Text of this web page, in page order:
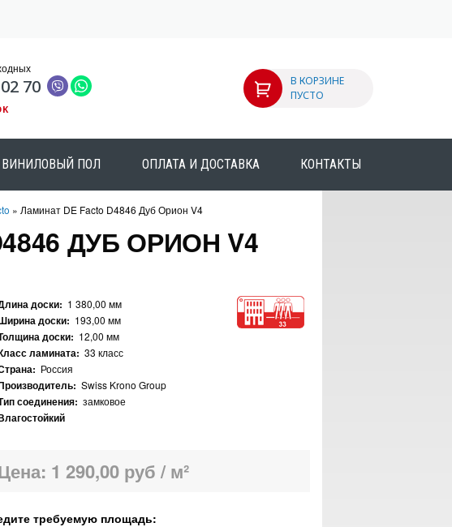
70
В КОРЗИНЕ
ПУСТО
ВИНИЛОВЫЙ ПОЛ ОПЛАТА И ДОСТАВКА КОНТАКТЫ
» Ламинат DE Facto D4846 Дуб Орион V4
ДУБ ОРИОН V4
доски: 1 380,00 мм
доски: 193,00 мм
доски: 12,00 мм
ламината: 33 класс
Россия
Swiss Krono Group
соединения: замковое
1 290,00 руб / м²
требуемую площадь: